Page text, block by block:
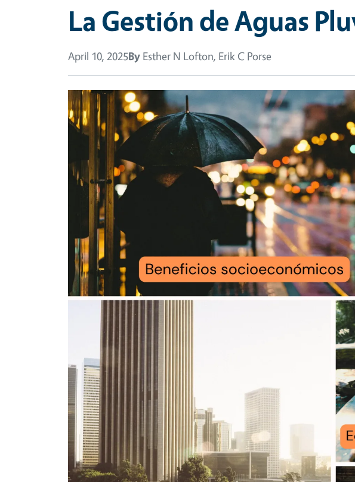
La Gestión de Aguas
April 10, 2025By Esther N Lofton, Erik C Porse
Image